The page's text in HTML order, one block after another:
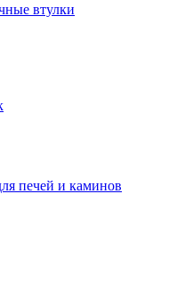
втулки
печей и каминов